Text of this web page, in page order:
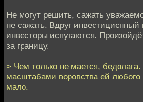
Не могут решить, сажать
не сажать. Вдруг инвестиционный
инвесторы испугаются.
за границу.
> Чем только не мается,
масштабами воровства ей любого
мало.